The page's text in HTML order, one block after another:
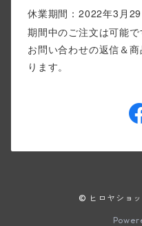
休業期間：2022年3月
期間中のご注文は可能で
お問い合わせの返信＆
ります。
© ヒロヤショ